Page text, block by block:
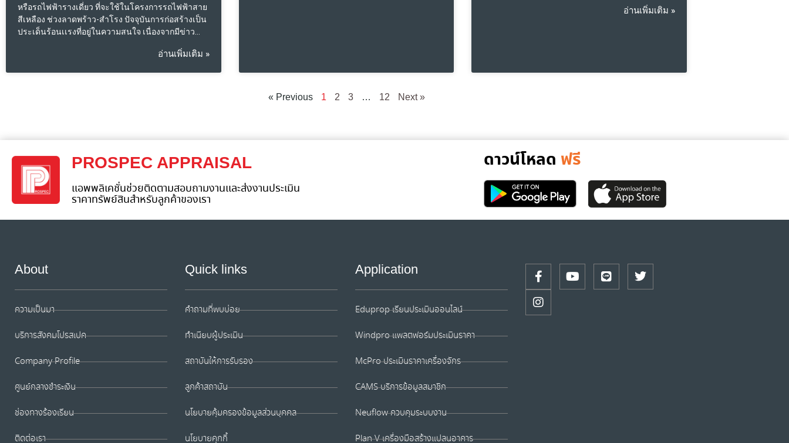
หรือรถไฟฟ้ารางเดี่ยว ที่จะใช้ในโครงการรถไฟฟ้าสาย
สีเหลือง ช่วงลาดพร้าว-สำโรง ปัจจุบันการก่อสร้างเป็น
ประเด็นร้อนเเรงที่อยู่ในความสนใจ เนื่องจากมีข่าว
คานวางตามเเนวสถานนี ตลอดทั้งเส้นทาง กลุ่มผู้อาศัย
โครงการ เเนวเส้นโครงการโดยสังเขปกันก่อน โดย
แนวเส้นทางโครงการรถไฟฟ้าสายสีเหลือง ช่วง
ลาดพร้าว-สำโรง เริ่มต้นที่จุดเชื่อมต่อกับระบบรถไฟฟ้า
มหานคร สายเฉลิมรัชมงคล (สายสีน้ำเงินระยะแรก) ที่
แยกรัชดา-ลาดพร้าว ไปตามแนวถนนลาดพร้าว โดย
เชื่อมต่อกับโครงการรถไฟฟ้าสายสีเทาของ
อ่านเพิ่มเติม »
ระเบียบ ประเพณีที่แตกต่างกันออกไปโดยเฉพาะ
มีสิทธิในการถือครองกรรมสิทธิ์กันแบบไหนบ้าง
สามารถซื้อได้ตามปกติแต่จะมีข้อห้ามว่า ห้ามซื้อคอนที่
สำหรับตึกนั้นสามารถซื้อได้แต่จะต้องมีการขออนุญาต
จาก Singapore Land Authority ก่อนที่จะซื้อ
อ่านเพิ่มเติม »
« Previous 1 2 3 … 12 Next »
PROSPEC APPRAISAL
แอพพลิเคชั่นช่วยติดตามสอบถามงานและส่งงานประเมิน
ราคาทรัพย์สินสำหรับลูกค้าของเรา
ดาวน์โหลด ฟรี
About
ความเป็นมา
บริการสังคมโปรสเปค
Company Profile
ศูนย์กลางชำระเงิน
ช่องทางร้องเรียน
ติดต่อเรา
Quick links
คำถามที่พบบ่อย
ทำเนียบผู้ประเมิน
สถาบันให้การรับรอง
ลูกค้าสถาบัน
นโยบายคุ้มครองข้อมูลส่วนบุคคล
นโยบายคุกกี้
Application
Eduprop เรียนประเมินออนไลน์
Windpro แพลตฟอร์มประเมินราคา
McPro ประเมินราคาเครื่องจักร
CAMS บริการข้อมูลสมาชิก
Neuflow ควบคุมระบบงาน
Plan V เครื่องมือสร้างแปลนอาคาร